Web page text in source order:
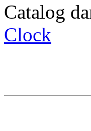
Catalog
Clock